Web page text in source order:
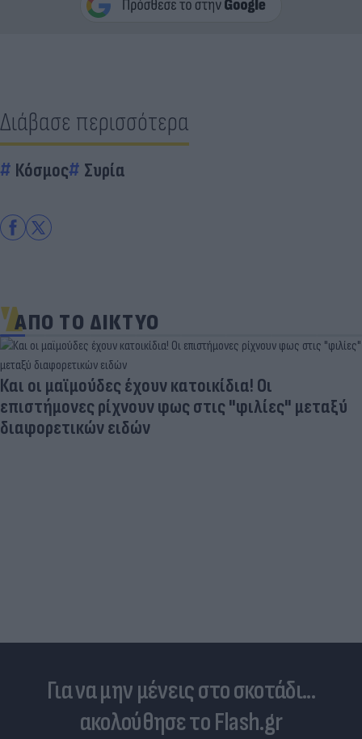
Διάβασε περισσότερα
Κόσμος Συρία
ΑΠΟ ΤΟ ΔΙΚΤΥΟ
Για να μην μένεις στο σκοτάδι...
ακολούθησε το Flash.gr